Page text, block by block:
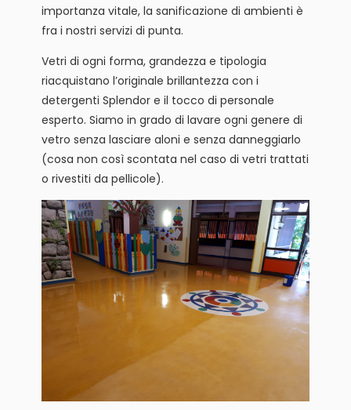
importanza vitale, la sanificazione di ambienti è
fra i nostri servizi di punta.
Vetri di ogni forma, grandezza e tipologia
riacquistano l’originale brillantezza con i
detergenti Splendor e il tocco di personale
esperto. Siamo in grado di lavare ogni genere di
vetro senza lasciare aloni e senza danneggiarlo
(cosa non così scontata nel caso di vetri trattati
o rivestiti da pellicole).